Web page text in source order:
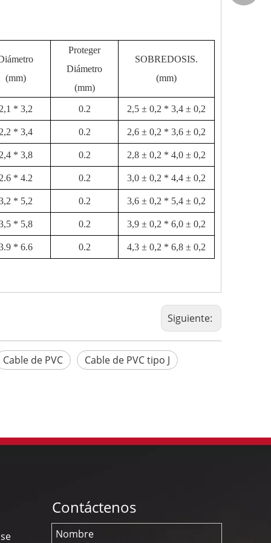
(mm)
Proteger
Diámetro
(mm)
SOBREDOSIS.
(mm)
2,1 * 3,2 0.2 2,5 ± 0,2 * 3,4 ± 0,2
2,2 * 3,4 0.2 2,6 ± 0,2 * 3,6 ± 0,2
2,4 * 3,8 0.2 2,8 ± 0,2 * 4,0 ± 0,2
2.6 * 4.2 0.2 3,0 ± 0,2 * 4,4 ± 0,2
* 5,2 0.2 3,6 ± 0,2 * 5,4 ± 0,2
* 5,8 0.2 3,9 ± 0,2 * 6,0 ± 0,2
* 6.6 0.2 4,3 ± 0,2 * 6,8 ± 0,2
Siguiente:
Cable de PVC Cable de PVC tipo J
Contáctenos